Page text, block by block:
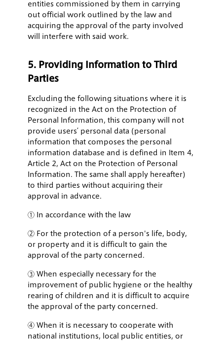
entities commissioned by them in carrying
out official work outlined by the law and
acquiring the approval of the party involved
will interfere with said work.
5. Providing Information to Third
Parties
Excluding the following situations where it is
recognized in the Act on the Protection of
Personal Information, this company will not
provide users’ personal data (personal
information that composes the personal
information database and is defined in Item 4,
Article 2, Act on the Protection of Personal
Information. The same shall apply hereafter)
to third parties without acquiring their
approval in advance.
① In accordance with the law
② For the protection of a person's life, body,
or property and it is difficult to gain the
approval of the party concerned.
③ When especially necessary for the
improvement of public hygiene or the healthy
rearing of children and it is difficult to acquire
the approval of the party concerned.
④ When it is necessary to cooperate with
national institutions, local public entities, or